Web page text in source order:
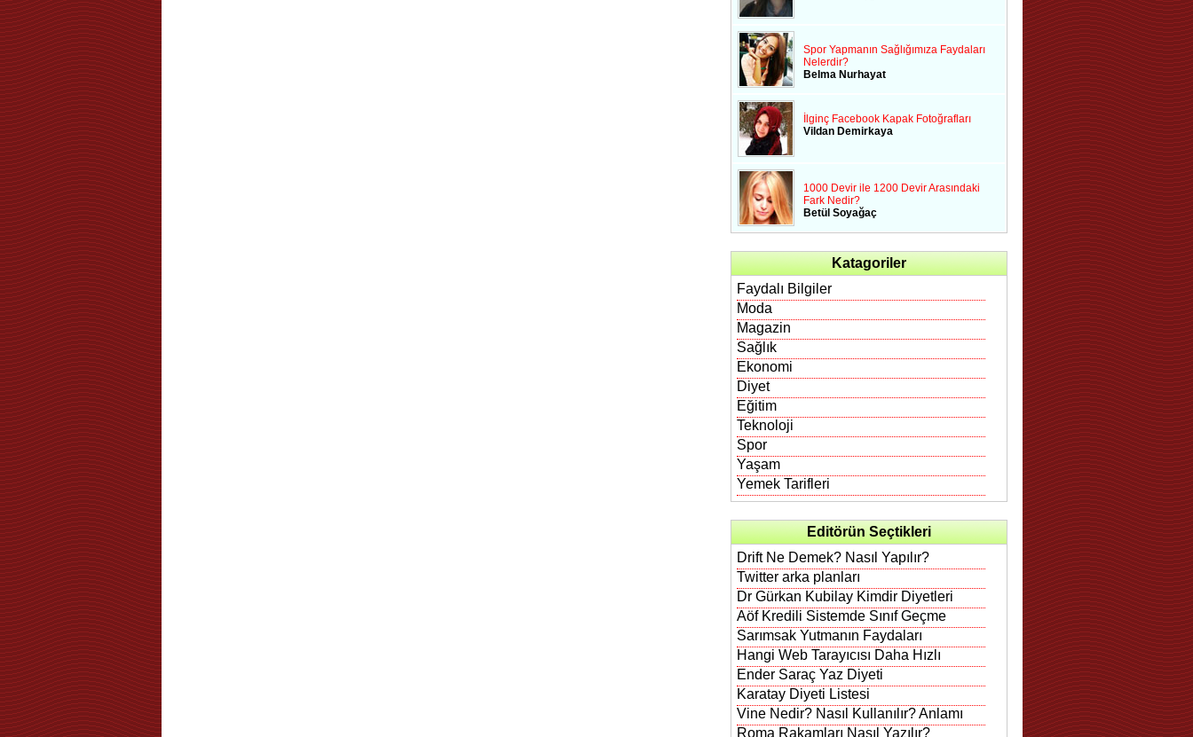
Spor Yapmanın Sağlığımıza Faydaları
Nelerdir?
Belma Nurhayat
İlginç Facebook Kapak Fotoğrafları
Vildan Demirkaya
1000 Devir ile 1200 Devir Arasındaki
Fark Nedir?
Betül Soyağaç
Katagoriler
Faydalı Bilgiler
Moda
Magazin
Sağlık
Ekonomi
Diyet
Eğitim
Teknoloji
Spor
Yaşam
Yemek Tarifleri
Editörün Seçtikleri
Drift Ne Demek? Nasıl Yapılır?
Twitter arka planları
Dr Gürkan Kubilay Kimdir Diyetleri
Aöf Kredili Sistemde Sınıf Geçme
Sarımsak Yutmanın Faydaları
Hangi Web Tarayıcısı Daha Hızlı
Ender Saraç Yaz Diyeti
Karatay Diyeti Listesi
Vine Nedir? Nasıl Kullanılır? Anlamı
Roma Rakamları Nasıl Yazılır?